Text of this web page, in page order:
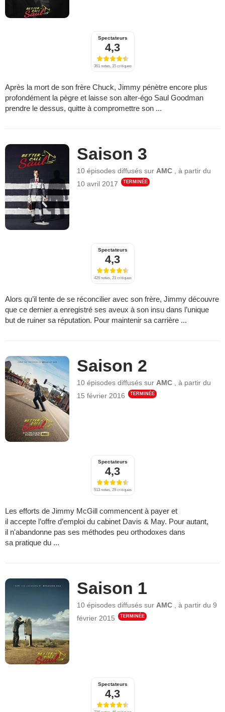
Spectateurs
4,3
361 notes, 15 critiques
Après la mort de son frère Chuck, Jimmy pénètre encore plus
profondément la pègre et laisse son alter-égo Saul Goodman
prendre le dessus, quitte à compromettre son ...
Saison 3
10 épisodes diffusés sur AMC ,à partir du
10 avril 2017
TERMINÉE
Spectateurs
4,3
426 notes, 21 critiques
Alors qu’il tente de se réconcilier avec son frère, Jimmy découvre
que ce dernier a enregistré ses aveux à son insu dans l’unique
but de ruiner sa réputation. Pour maintenir sa carrière ...
Saison 2
10 épisodes diffusés sur AMC ,à partir du
15 février 2016
TERMINÉE
Spectateurs
4,3
513 notes, 29 critiques
Les efforts de Jimmy McGill commencent à payer et
il accepte l’offre d’emploi du cabinet Davis & May. Pour autant,
il n'abandonne pas ses méthodes peu orthodoxes dans
sa pratique du ...
Saison 1
10 épisodes diffusés sur AMC ,à partir du9
février 2015
TERMINÉE
Spectateurs
4,3